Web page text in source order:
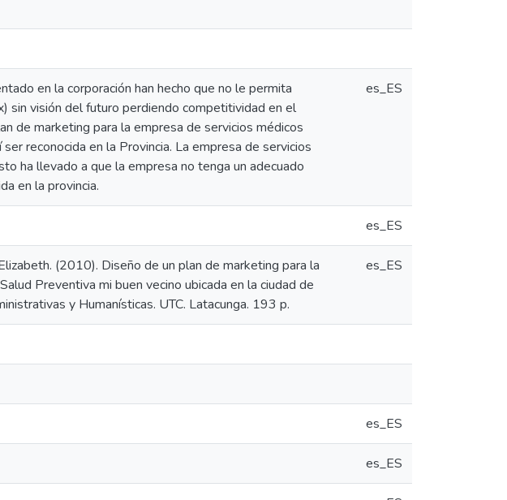
en la corporación han hecho que no le permita
sin visión del futuro perdiendo competitividad en el
de marketing para la empresa de servicios médicos
reconocida en la Provincia. La empresa de servicios
ha llevado a que la empresa no tenga un adecuado
en la provincia.
es_ES
es_ES
(2010). Diseño de un plan de marketing para la
Preventiva mi buen vecino ubicada en la ciudad de
y Humanísticas. UTC. Latacunga. 193 p.
es_ES
es_ES
es_ES